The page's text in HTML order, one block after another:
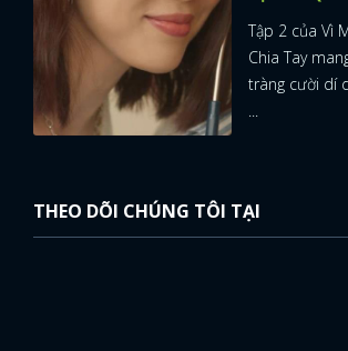
Tập 2 của Vì
Chia Tay
tràng cười dí
...
THEO DÕI CHÚNG TÔI TẠI